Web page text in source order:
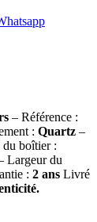
– Référence :
: Quartz –
du boîtier :
Largeur du
: 2 ans Livré